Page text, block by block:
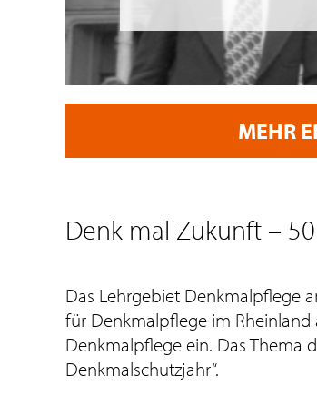
MEHR
Denk mal Zukunft –
Das Lehrgebiet Denkmalpflege
für Denkmalpflege im Rheinland
Denkmalpflege ein. Das Thema
Denkmalschutzjahr“.